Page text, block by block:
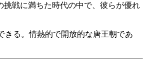
戦に満ちた時代の中で、彼らが優れ
きる。情熱的で開放的な唐王朝であ